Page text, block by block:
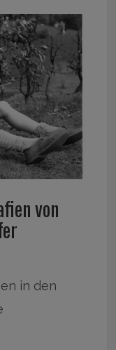
von
in den